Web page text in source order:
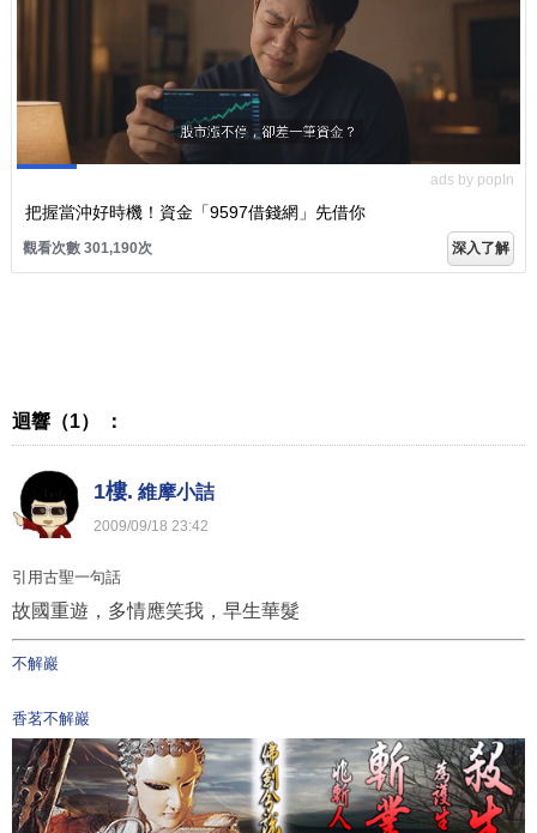
ads by popIn
把握當沖好時機！資金「9597借錢網」先借你
觀看次數 301,190次 深入了解
迴響（1） ：
1樓. 維摩小詰
2009/09/18 23:42
引用古聖一句話
故國重遊， 多情應笑我，早生華髮
不解巖
香茗不解巖